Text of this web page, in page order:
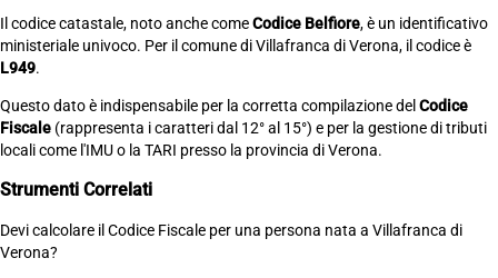
Il codice catastale, noto anche comeCodice Belfiore, è un identificativo
ministeriale univoco. Per il comune di Villafranca di Verona, il codice è
L949.
Questo dato è indispensabile per la corretta compilazione del Codice
Fiscale (rappresenta i caratteri dal 12° al 15°) e per la gestione di tributi
locali come l'IMU o la TARI presso la provincia di Verona.
Strumenti Correlati
Devi calcolare il Codice Fiscale per una persona nata a Villafranca di
Verona?